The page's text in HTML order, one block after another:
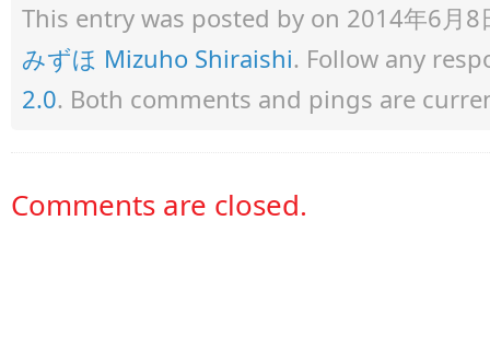
This entry was posted by on 2014年6月
みずほ Mizuho Shiraishi. Follow any
2.0. Both comments and pings are
Comments are closed.